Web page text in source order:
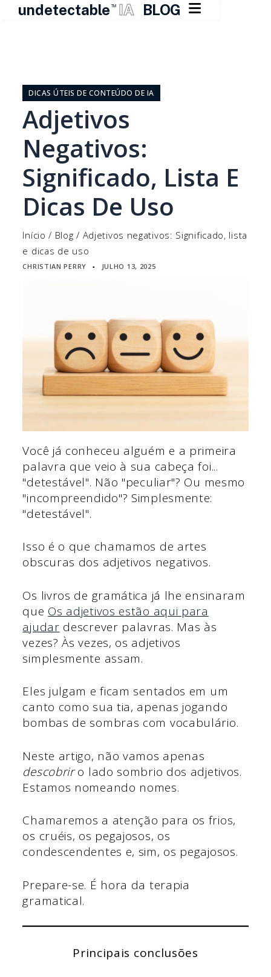
undetectable TM IA BLOG 
conteúdo
DICAS ÚTEIS DE CONTEÚDO DE IA
Adjetivos
Negativos:
Significado, Lista E
Dicas De Uso
Início / Blog / Adjetivos negativos: Significado, lista
e dicas de uso
CHRISTIAN PERRY ▪ JULHO 13, 2025
Você já conheceu alguém e a primeira
palavra que veio à sua cabeça foi...
"detestável". Não "peculiar"? Ou mesmo
"incompreendido"? Simplesmente:
"detestável".
Isso é o que chamamos de artes
obscuras dos adjetivos negativos.
Os livros de gramática já lhe ensinaram
que Os adjetivos estão aqui para
ajudar descrever palavras. Mas às
vezes? Às vezes, os adjetivos
simplesmente assam.
Eles julgam e ficam sentados em um
canto como sua tia, apenas jogando
bombas de sombras com vocabulário.
Neste artigo, não vamos apenas
descobriro lado sombrio dos adjetivos.
Estamos nomeando nomes.
Chamaremos a atenção para os frios,
os cruéis, os pegajosos, os
condescendentes e, sim, os pegajosos.
Prepare-se. É hora da terapia
gramatical.
Principais conclusões